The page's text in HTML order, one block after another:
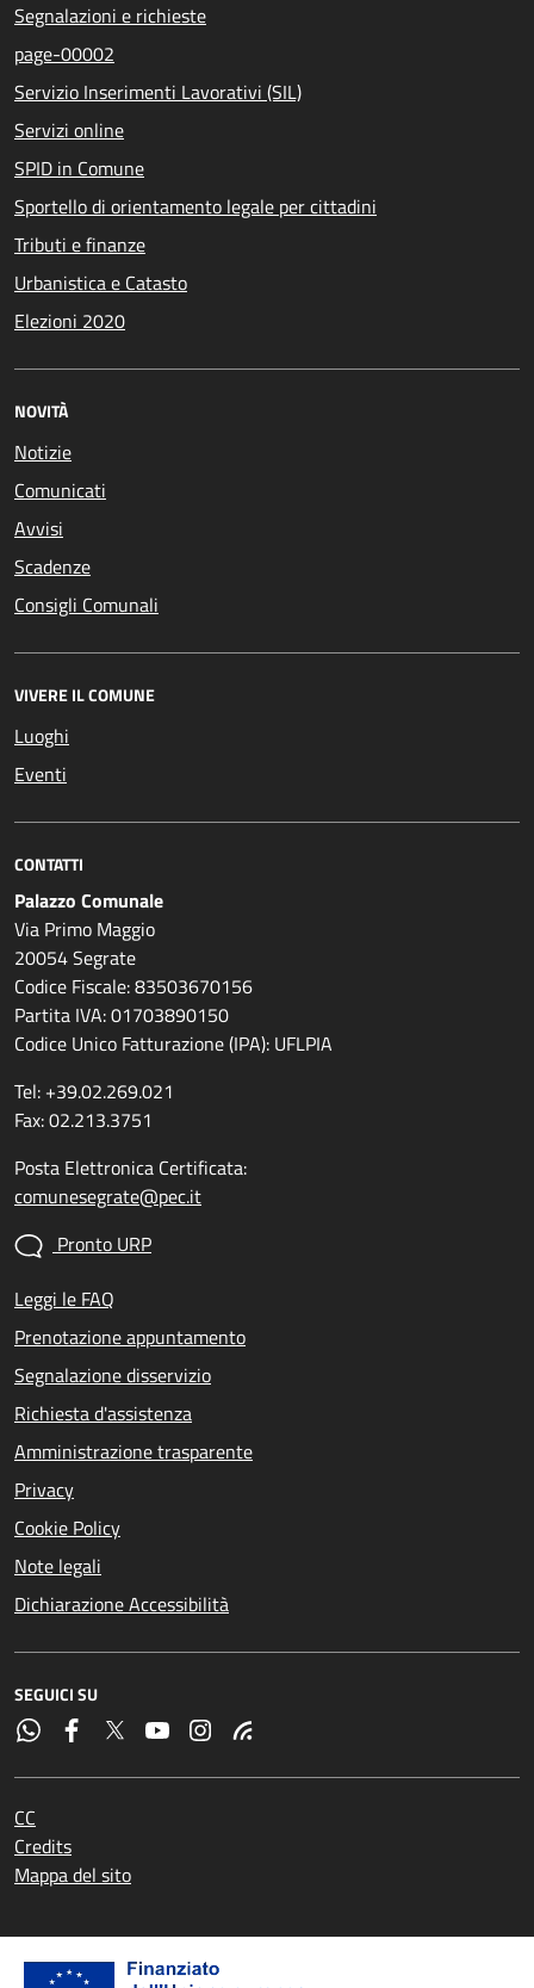
Segnalazioni e richieste
page-00002
Servizio Inserimenti Lavorativi (SIL)
Servizi online
SPID in Comune
Sportello di orientamento legale per cittadini
Tributi e finanze
Urbanistica e Catasto
Elezioni 2020
NOVITÀ
Notizie
Comunicati
Avvisi
Scadenze
Consigli Comunali
VIVERE IL COMUNE
Luoghi
Eventi
CONTATTI
Palazzo Comunale
Via Primo Maggio
20054 Segrate
Codice Fiscale: 83503670156
Partita IVA: 01703890150
Codice Unico Fatturazione (IPA): UFLPIA
Tel: +39.02.269.021
Fax: 02.213.3751
Posta Elettronica Certificata:
comunesegrate@pec.it
Pronto URP
Leggi le FAQ
Prenotazione appuntamento
Segnalazione disservizio
Richiesta d'assistenza
Amministrazione trasparente
Privacy
Cookie Policy
Note legali
Dichiarazione Accessibilità
SEGUICI SU
CC
Credits
Mappa del sito